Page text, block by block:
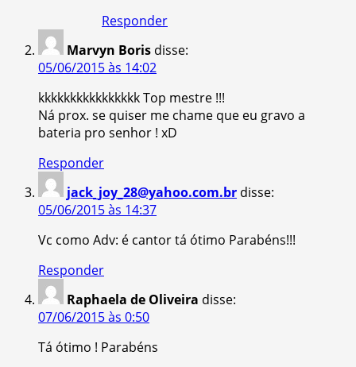
Responder
Marvyn Boris disse:
05/06/2015 às 14:02
kkkkkkkkkkkkkkkk Top mestre !!!
Ná prox. se quiser me chame que eu gravo a
bateria pro senhor ! xD
Responder
jack_joy_28@yahoo.com.br disse:
05/06/2015 às 14:37
Vc como Adv: é cantor tá ótimo Parabéns!!!
Responder
Raphaela de Oliveira disse:
07/06/2015 às 0:50
Tá ótimo ! Parabéns